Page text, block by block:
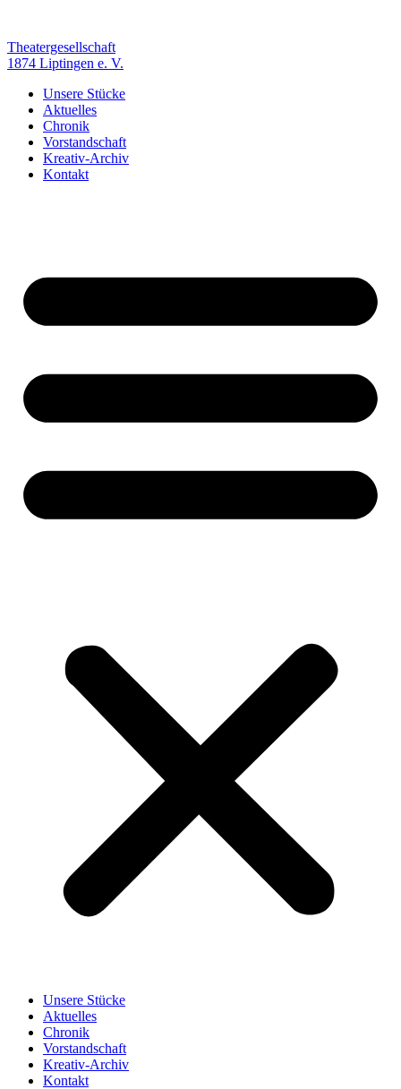
springen
Theatergesellschaft
1874 Liptingen e. V.
Unsere Stücke
Aktuelles
Chronik
Vorstandschaft
Kreativ-Archiv
Kontakt
Unsere Stücke
Aktuelles
Chronik
Vorstandschaft
Kreativ-Archiv
Kontakt